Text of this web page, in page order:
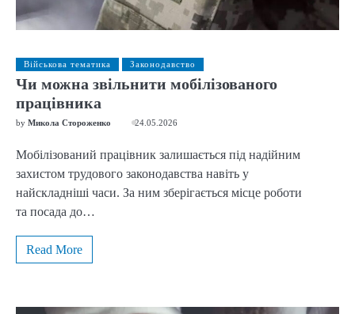
Військова тематика Законодавство
Чи можна звільнити мобілізованого
працівника
by Микола Стороженко 24.05.2026
Мобілізований працівник залишається під надійним
захистом трудового законодавства навіть у
найскладніші часи. За ним зберігається місце роботи
та посада до…
Read More